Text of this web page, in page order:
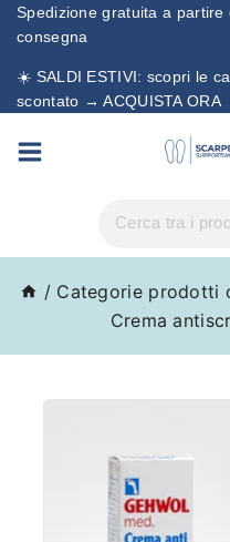
Spedizione gratuita a
consegna
☀️ SALDI ESTIVI: scopri le
scontato → ACQUISTA ORA
/ Categorie prodotti
Crema